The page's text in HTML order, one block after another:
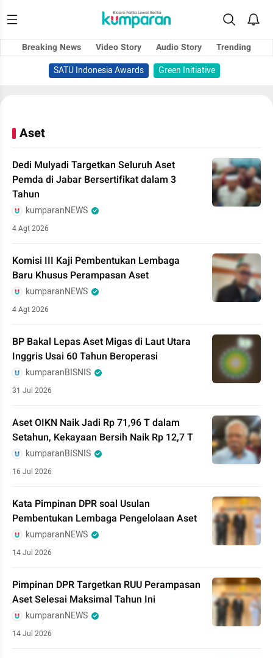
Breaking News Video Story Audio Story
Trending
SATU Indonesia Awards
Green Initiative
Aset
Dedi Mulyadi Targetkan Seluruh Aset
Pemda di Jabar Bersertifikat dalam 3
Tahun
kumparanNEWS
4 Agt 2026
Komisi III Kaji Pembentukan Lembaga
Baru Khusus Perampasan Aset
kumparanNEWS
4 Agt 2026
BP Bakal Lepas Aset Migas di Laut Utara
Inggris Usai 60 Tahun Beroperasi
kumparanBISNIS
31 Jul 2026
Aset OIKN Naik Jadi Rp 71,96 T dalam
Setahun, Kekayaan Bersih Naik Rp 12,7 T
kumparanBISNIS
16 Jul 2026
Kata Pimpinan DPR soal Usulan
Pembentukan Lembaga Pengelolaan Aset
kumparanNEWS
14 Jul 2026
Pimpinan DPR Targetkan RUU Perampasan
Aset Selesai Maksimal Tahun Ini
kumparanNEWS
14 Jul 2026